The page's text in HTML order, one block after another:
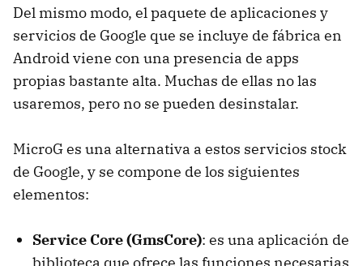
Del mismo modo, el paquete de aplicaciones y
servicios de Google que se incluye de fábrica en
Android viene con una presencia de apps
propias bastante alta. Muchas de ellas no las
usaremos, pero no se pueden desinstalar.
MicroG es una alternativa a estos servicios stock
de Google, y se compone de los siguientes
elementos:
Service Core (GmsCore): es una aplicación de